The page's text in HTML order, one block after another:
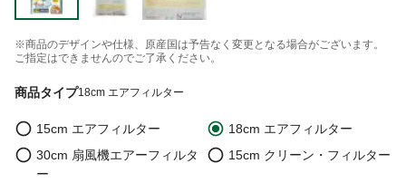
※商品のデザインや仕様、原産国は予告なく変更となる場合がございます。
ご指定はできませんのでご了承ください。
商品タイプ18cm エアフィルター
15cm エアフィルター
18cm エアフィルター
30cm 扇風機エアーフィルタ
ー
15cm クリーン・フィルター